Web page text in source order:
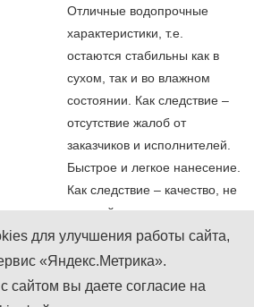
Отличные водопрочные
характеристики, т.е.
остаются стабильны как в
сухом, так и во влажном
состоянии. Как следствие –
отсутствие жалоб от
заказчиков и исполнителей.
Быстрое и легкое нанесение.
Как следствие – качество, не
превзойденное
конкурентами.
Мы в Facebook
Мы в Twitter
для улучшения работы сайта,
«Яндекс.Метрика».
сайтом вы даете согласие на